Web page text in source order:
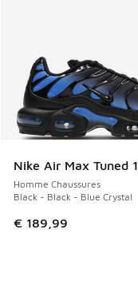
Nike Air Max Tuned 1
Homme Chaussures
Black - Black - Blue Crystal
€ 189,99